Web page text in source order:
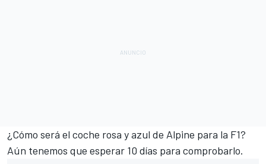
¿Cómo será el coche rosa y azul de Alpine para la F1?
Aún tenemos que esperar 10 días para comprobarlo.